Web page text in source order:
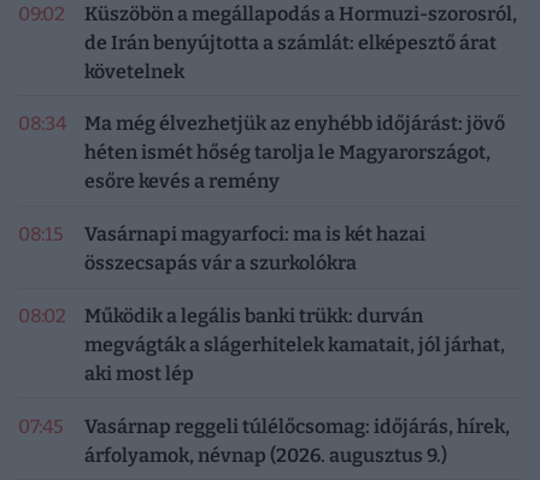
09:02
Küszöbön a megállapodás a Hormuzi-szorosról,
de Irán benyújtotta a számlát: elképesztő árat
követelnek
08:34
Ma még élvezhetjük az enyhébb időjárást: jövő
héten ismét hőség tarolja le Magyarországot,
esőre kevés a remény
08:15
Vasárnapi magyarfoci: ma is két hazai
összecsapás vár a szurkolókra
08:02
Működik a legális banki trükk: durván
megvágták a slágerhitelek kamatait, jól járhat,
aki most lép
07:45
Vasárnap reggeli túlélőcsomag: időjárás, hírek,
árfolyamok, névnap (2026. augusztus 9.)